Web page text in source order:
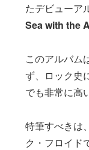
たデビューア
Sea with the
このアルバム
ず、ロック史
でも非常に高
特筆すべきは
ク・フロイド